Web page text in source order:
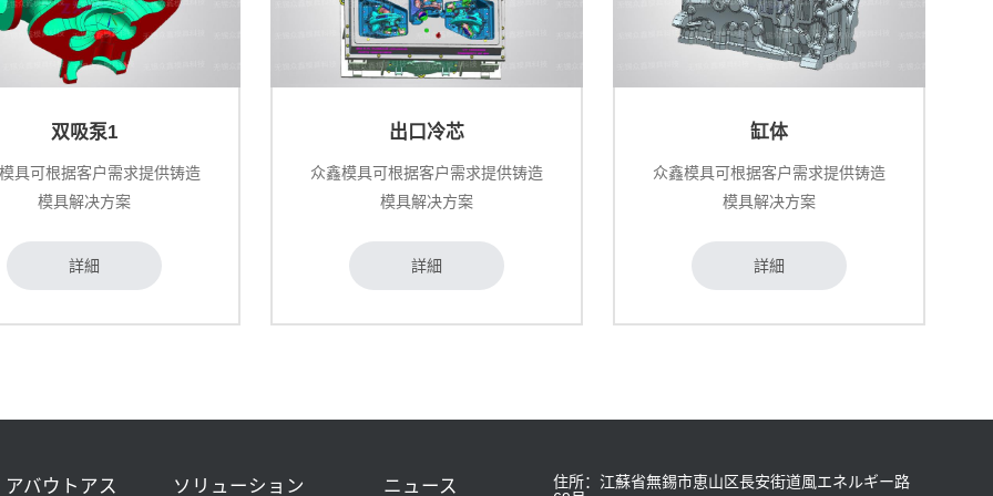
双吸泵1
具可根据客户需求提供铸造
模具解决方案
詳細
出口冷芯
众鑫模具可根据客户需求提供铸造
模具解决方案
詳細
缸体
众鑫模具可根据客户需求提供铸造
模具解决方案
詳細
アバウトアス ソリューション ニュース
住所：江蘇省無錫市恵山区長安街道風エネルギー路